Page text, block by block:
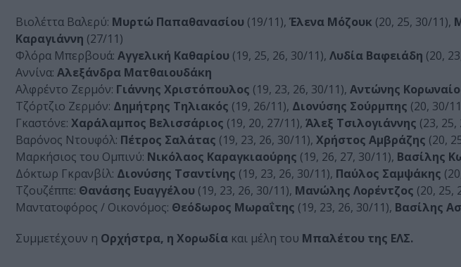
Βιολέττα Βαλερύ: Mυρτώ Παπαθανασίου (19/11), Έλενα Μόζουκ (20, 25, 30/11),
Καραγιάννη (27/11)
Φλόρα Μπερβουά: Αγγελική Καθαρίου (19, 25, 26, 30/11), Λυδία Βαφειάδη (20,
Αννίνα: Αλεξάνδρα Ματθαιουδάκη
Αλφρέντο Ζερμόν: Γιάννης Χριστόπουλος (19, 23, 26, 30/11), Αντώνης
Τζόρτζιο Ζερμόν: Δημήτρης Τηλιακός (19, 26/11), Διονύσης Σούρμπης (20, 30/
Γκαστόνε: Χαράλαμπος Βελισσάριος (19, 20, 27/11), Άλεξ Τσιλογιάννης (23, 25,
Βαρόνος Ντουφόλ: Πέτρος Σαλάτας (19, 23, 26, 30/11), Χρήστος Αμβράζης (20,
Μαρκήσιος του Ομπινύ: Νικόλαος Καραγκιαούρης (19, 26, 27, 30/11), Βασίλης
Δόκτωρ Γκρανβίλ: Διονύσης Τσαντίνης (19, 23, 26, 30/11), Παύλος Σαμψάκης
Τζουζέππε: Θανάσης Ευαγγέλου (19, 23, 26, 30/11), Μανώλης Λορέντζος (20, 25,
Μαντατοφόρος / Οικονόμος: Θεόδωρος Μωραΐτης (19, 23, 26, 30/11), Βασίλης
Συμμετέχουν η Ορχήστρα, η Χορωδία και μέλη του Μπαλέτου της ΕΛΣ.